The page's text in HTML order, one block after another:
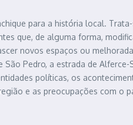
para a história local.
que, de alguma forma,
novos espaços ou
Pedro, a estrada de
políticas, os
e as preocupações com o